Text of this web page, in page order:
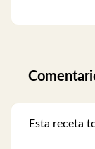
Esta receta